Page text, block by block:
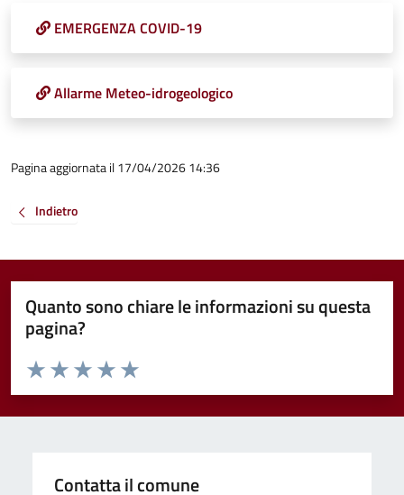
EMERGENZA COVID-19
Allarme Meteo-idrogeologico
Pagina aggiornata il 17/04/2026 14:36
Indietro
Quanto sono chiare le informazioni su questa
pagina?
Valuta da 1 a 5 stelle la pagina
Valuta 5 stelle su 5
Valuta 4 stelle su 5
Valuta 3 stelle su 5
Valuta 2 stelle su 5
Valuta 1 stelle su 5
Contatta il comune